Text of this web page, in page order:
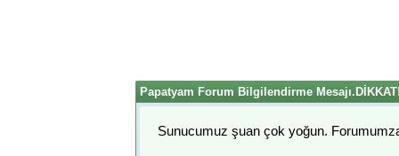
Papatyam Forum Bilgilendirme
Sunucumuz şuan çok yoğun.